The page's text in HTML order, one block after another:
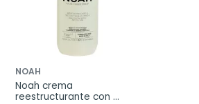
NOAH
Noah crema
reestructurante con